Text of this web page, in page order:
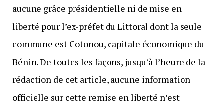
aucune grâce présidentielle ni de mise en
liberté pour l’ex-préfet du Littoral dont la seule
commune est Cotonou, capitale économique du
Bénin. De toutes les façons, jusqu’à l’heure de la
rédaction de cet article, aucune information
officielle sur cette remise en liberté n’est